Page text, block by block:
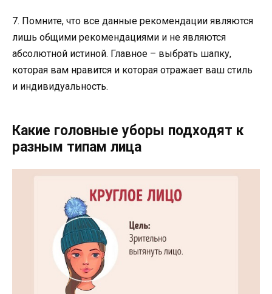
7. Помните, что все данные рекомендации являются
лишь общими рекомендациями и не являются
абсолютной истиной. Главное – выбрать шапку,
которая вам нравится и которая отражает ваш стиль
и индивидуальность.
Какие головные уборы подходят к
разным типам лица